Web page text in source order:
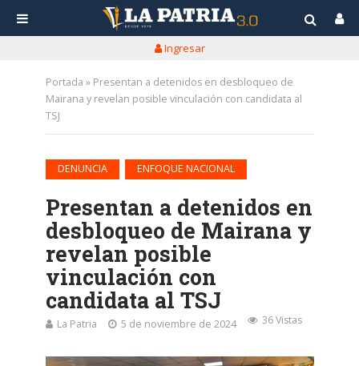
Ingresar
Portada » Presentan a detenidos en desbloqueo de
Mairana y revelan posible vinculación con candidata al
TSJ
DENUNCIA ENFOQUE NACIONAL
Presentan a detenidos en
desbloqueo de Mairana y
revelan posible
vinculación con
candidata al TSJ
La Patria 5 de noviembre de 2024 36 Vistas